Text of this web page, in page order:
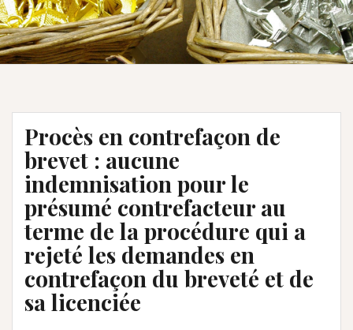
Procès en contrefaçon de
brevet : aucune
indemnisation pour le
présumé contrefacteur au
terme de la procédure qui a
rejeté les demandes en
contrefaçon du breveté et de
sa licenciée